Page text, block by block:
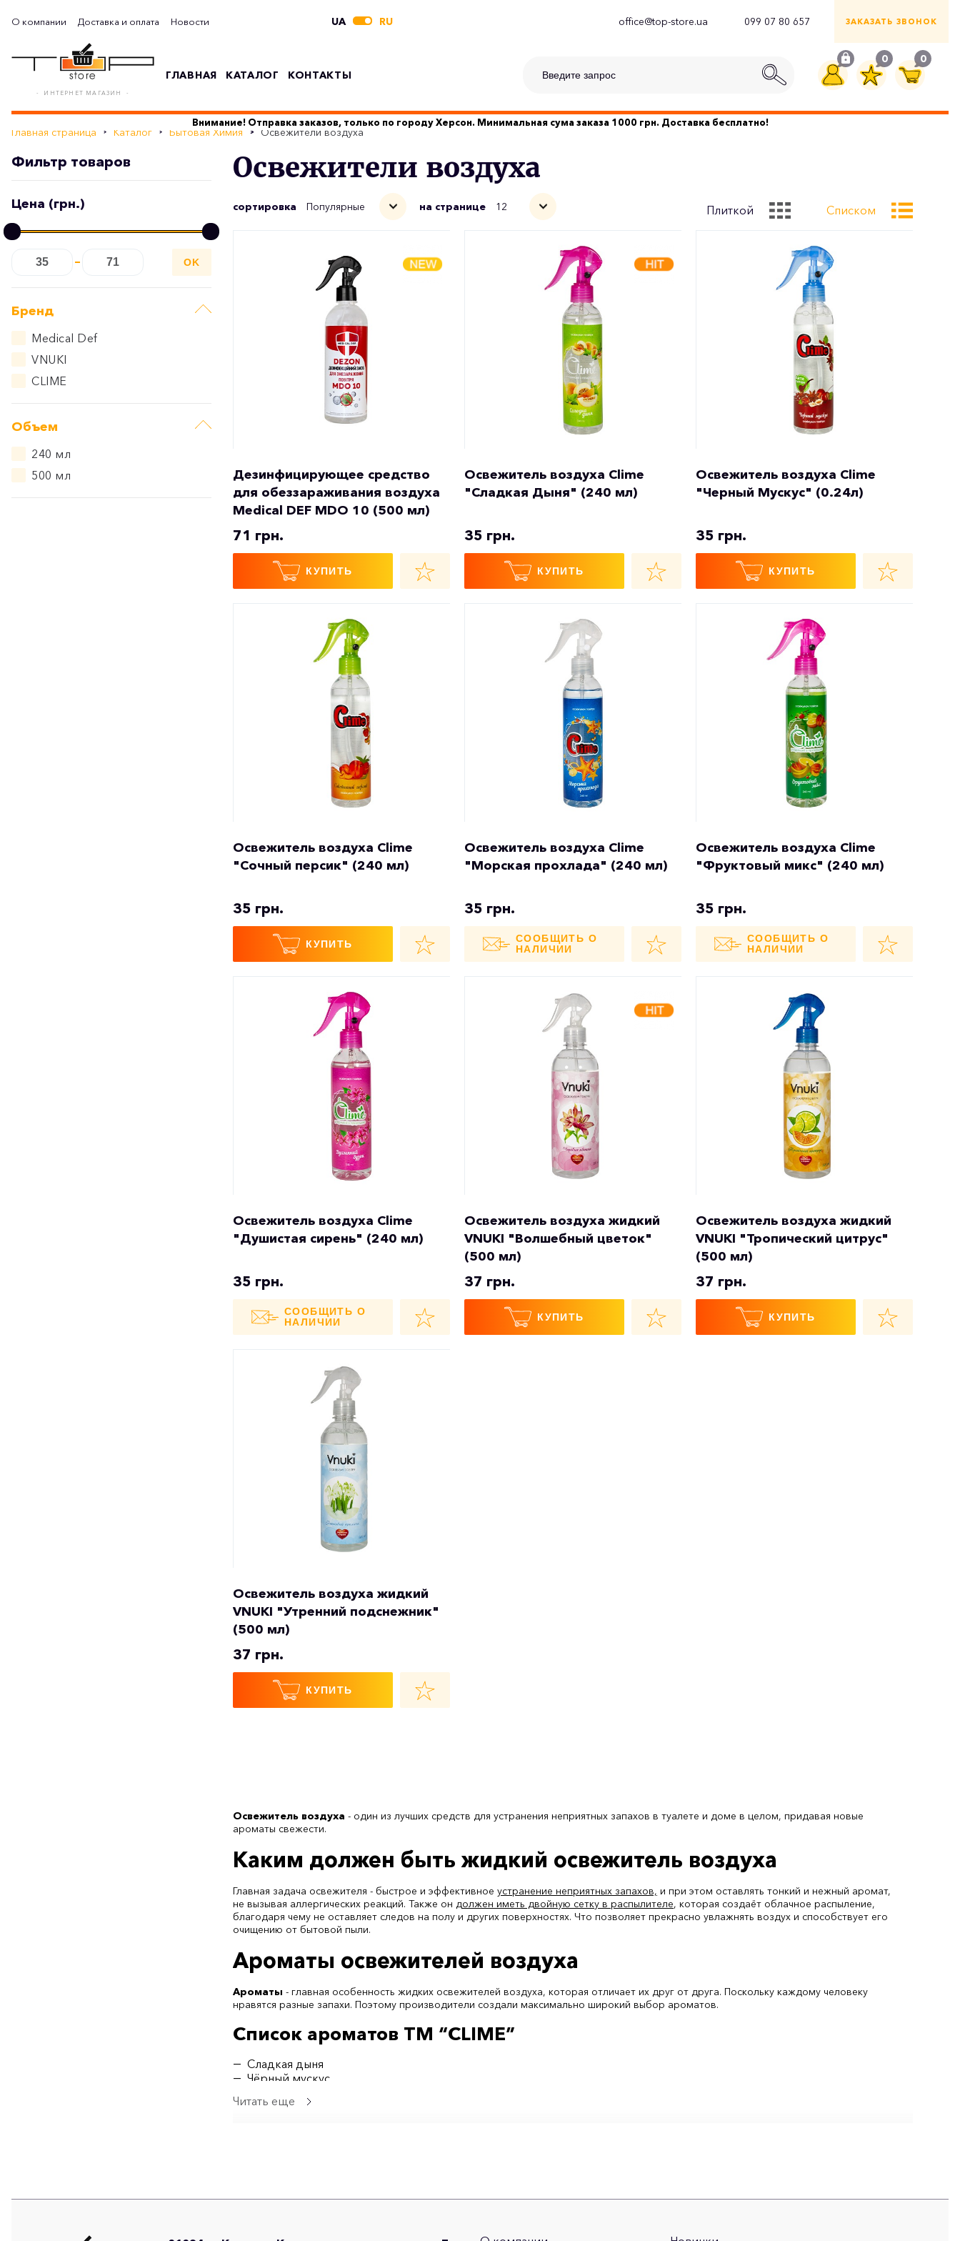
О компании Доставка и оплата Новости UA RU office@top-store.ua 099 07 80 657 ЗАКАЗАТЬ ЗВОНОК
- ИНТЕРНЕТ МАГАЗИН -
ГЛАВНАЯ КАТАЛОГ КОНТАКТЫ
0 0
Внимание! Отправка заказов, только по городу Херсон. Минимальная сума заказа 1000 грн. Доставка бесплатно!
Главная страница Каталог Бытовая Химия Освежители воздуха
Фильтр товаров
Цена (грн.)
OK
Бренд
Medical Def
VNUKI
CLIME
Объем
240 мл
500 мл
Освежители воздуха
сортировка Популярные на странице 12 Плиткой Списком
Дезинфицирующее средство
для обеззараживания воздуха
Medical DEF MDO 10 (500 мл)
71 грн.
КУПИТЬ
Освежитель воздуха Clime
"Сладкая Дыня" (240 мл)
35 грн.
КУПИТЬ
Освежитель воздуха Clime
"Черный Мускус" (0.24л)
35 грн.
КУПИТЬ
Освежитель воздуха Clime
"Сочный персик" (240 мл)
35 грн.
КУПИТЬ
Освежитель воздуха Clime
"Морская прохлада" (240 мл)
35 грн.
СООБЩИТЬ О
НАЛИЧИИ
Освежитель воздуха Clime
"Фруктовый микс" (240 мл)
35 грн.
СООБЩИТЬ О
НАЛИЧИИ
Освежитель воздуха Clime
"Душистая сирень" (240 мл)
35 грн.
СООБЩИТЬ О
НАЛИЧИИ
Освежитель воздуха жидкий
VNUKI "Волшебный цветок"
(500 мл)
37 грн.
КУПИТЬ
Освежитель воздуха жидкий
VNUKI "Тропический цитрус"
(500 мл)
37 грн.
КУПИТЬ
Освежитель воздуха жидкий
VNUKI "Утренний подснежник"
(500 мл)
37 грн.
КУПИТЬ
Освежитель воздуха - один из лучших средств для устранения неприятных запахов в туалете и доме в целом, придавая новые
ароматы свежести.
Каким должен быть жидкий освежитель воздуха
Главная задача освежителя - быстрое и эффективное устранение неприятных запахов, и при этом оставлять тонкий и нежный аромат,
не вызывая аллергических реакций. Также он должен иметь двойную сетку в распылителе, которая создаёт облачное распыление,
благодаря чему не оставляет следов на полу и других поверхностях. Что позволяет прекрасно увлажнять воздух и способствует его
очищению от бытовой пыли.
Ароматы освежителей воздуха
Ароматы - главная особенность жидких освежителей воздуха, которая отличает их друг от друга. Поскольку каждому человеку
нравятся разные запахи. Поэтому производители создали максимально широкий выбор ароматов.
Список ароматов ТМ “CLIME”
Сладкая дыня
Чёрный мускус
Фруктовый микс
Волшебный цветок
Читать еще